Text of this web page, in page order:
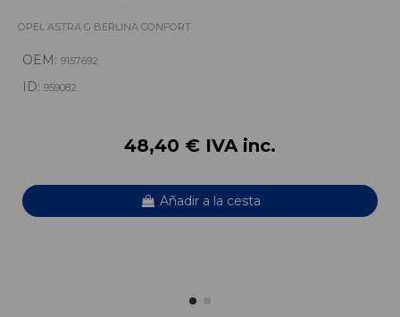
OPEL ASTRA G BERLINA CONFORT
OEM: 9157692
ID: 959082
48,40 € IVA inc.
Añadir a la cesta